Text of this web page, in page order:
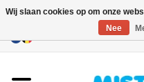
Wij slaan cookies op om onze
Nee